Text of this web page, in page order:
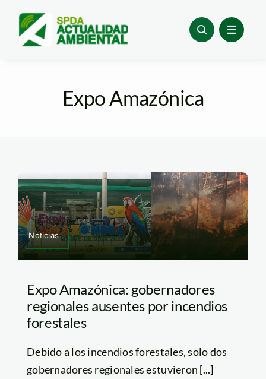
content
Expo Amazónica
Noticias
Expo Amazónica: gobernadores
regionales ausentes por incendios
forestales
Debido a los incendios forestales, solo dos
gobernadores regionales estuvieron [...]